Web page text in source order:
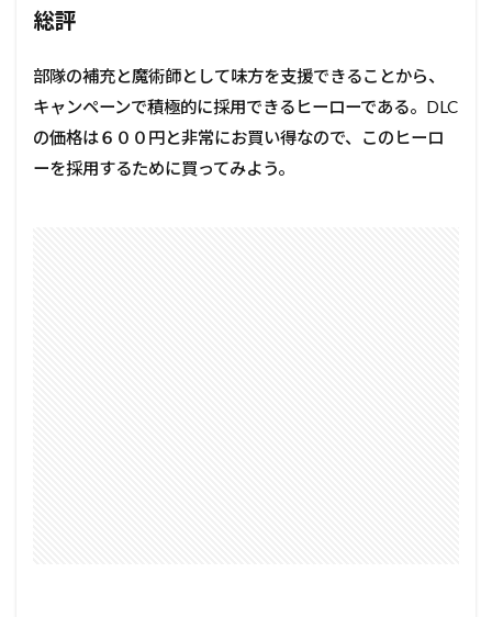
総評
部隊の補充と魔術師として味方を支援できることから、
キャンペーンで積極的に採用できるヒーローである。DLC
の価格は６００円と非常にお買い得なので、このヒーロ
ーを採用するために買ってみよう。